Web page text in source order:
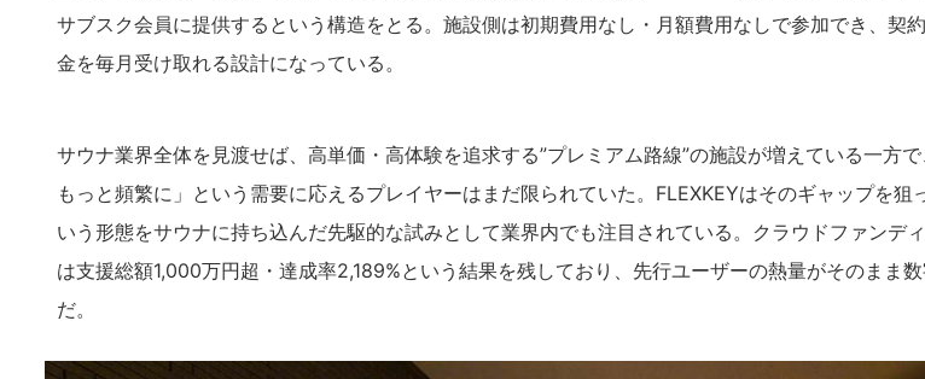
サブスク会員に提供するという構造をとる。施設側は初期費用なし・月額費用なしで参加でき、契
金を毎月受け取れる設計になっている。
サウナ業界全体を見渡せば、高単価・高体験を追求する”プレミアム路線”の施設が増えている一方で
もっと頻繁に」という需要に応えるプレイヤーはまだ限られていた。FLEXKEYはそのギャップを狙
いう形態をサウナに持ち込んだ先駆的な試みとして業界内でも注目されている。クラウドファンデ
は支援総額1,000万円超・達成率2,189%という結果を残しており、先行ユーザーの熱量がそのまま
だ。